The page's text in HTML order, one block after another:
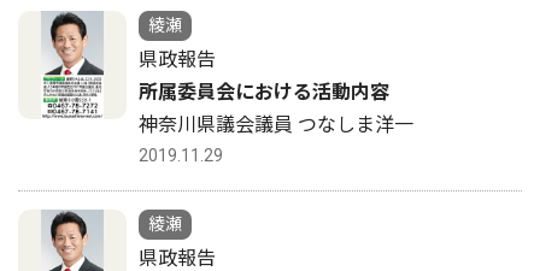
綾瀬
県政報告
所属委員会における活動内容
神奈川県議会議員 つなしま洋一
2019.11.29
綾瀬
県政報告